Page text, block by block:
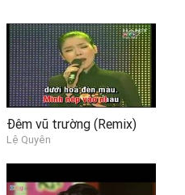
Đêm vũ trường (Remix)
Lệ Quyên